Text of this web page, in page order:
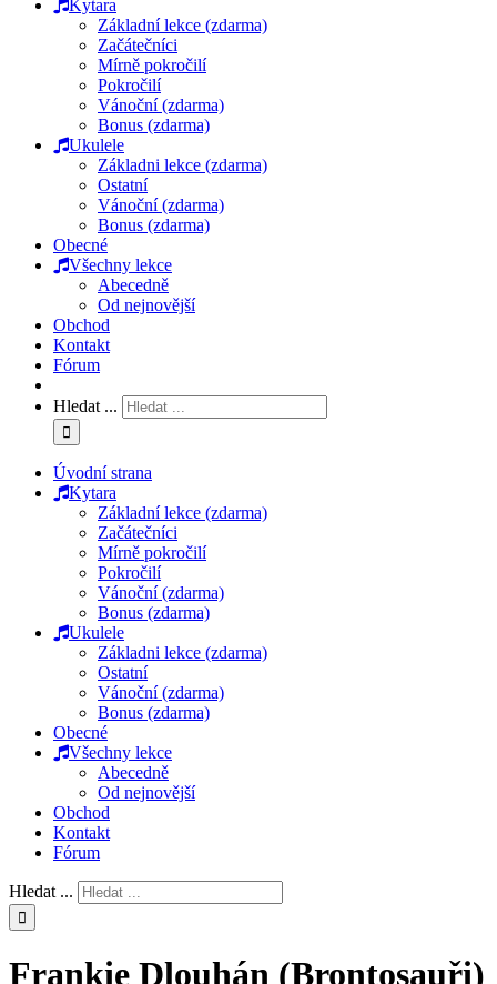
Kytara
Základní lekce (zdarma)
Začátečníci
Mírně pokročilí
Pokročilí
Vánoční (zdarma)
Bonus (zdarma)
Ukulele
Základni lekce (zdarma)
Ostatní
Vánoční (zdarma)
Bonus (zdarma)
Obecné
Všechny lekce
Abecedně
Od nejnovější
Obchod
Kontakt
Fórum
Hledat ...
Úvodní strana
Kytara
Základní lekce (zdarma)
Začátečníci
Mírně pokročilí
Pokročilí
Vánoční (zdarma)
Bonus (zdarma)
Ukulele
Základni lekce (zdarma)
Ostatní
Vánoční (zdarma)
Bonus (zdarma)
Obecné
Všechny lekce
Abecedně
Od nejnovější
Obchod
Kontakt
Fórum
Hledat ...
Frankie Dlouhán (Brontosauři)